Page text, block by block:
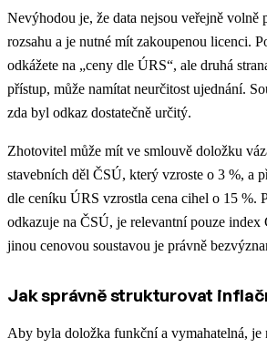
Nevýhodou je, že data nejsou veřejně volně
rozsahu a je nutné mít zakoupenou licenci.
odkážete na „ceny dle ÚRS“, ale druhá
přístup, může namítat neurčitost ujednání.
zda byl odkaz dostatečně určitý.
Zhotovitel může mít ve smlouvě doložku
stavebních děl ČSÚ, který vzroste o 3 %, a
dle ceníku ÚRS vzrostla cena cihel o 15 %.
odkazuje na ČSÚ, je relevantní pouze index
jinou cenovou soustavou je právně
Jak správně strukturovat
Aby byla doložka funkční a vymahatelná, je